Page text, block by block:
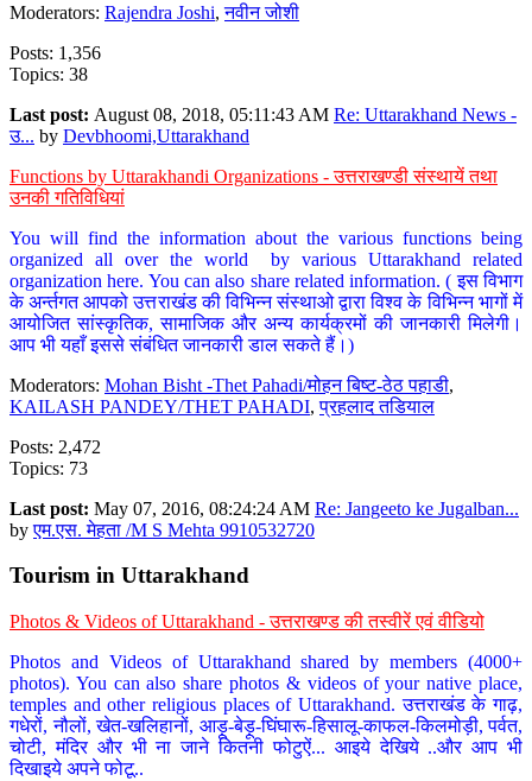
Moderators: Rajendra Joshi,नवीन जोशी
Posts: 1,356
Topics: 38
Last post: August 08, 2018, 05:11:43 AM Re: Uttarakhand News -
उ... by Devbhoomi,Uttarakhand
Functions by Uttarakhandi Organizations - उत्तराखण्डी संस्थायें तथा
उनकी गतिविधियां
You will find the information about the various functions being
organized all over the world by various Uttarakhand related
organization here. You can also share related information. ( इस विभाग
के अर्न्तगत आपको उत्तराखंड की विभिन्न संस्थाओ द्वारा विश्व के विभिन्न भागों में
आयोजित सांस्कृतिक, सामाजिक और अन्य कार्यक्रमों की जानकारी मिलेगी।
आप भी यहाँ इससे संबंधित जानकारी डाल सकते हैं।)
Moderators: Mohan Bisht -Thet Pahadi/मोहन बिष्ट-ठेठ पहाडी,
KAILASH PANDEY/THET PAHADI,प्रहलाद तडियाल
Posts: 2,472
Topics: 73
Last post: May 07, 2016, 08:24:24 AM Re: Jangeeto ke Jugalban...
byएम.एस. मेहता /M S Mehta 9910532720
Tourism in Uttarakhand
Photos & Videos of Uttarakhand - उत्तराखण्ड की तस्वीरें एवं वीडियो
Photos and Videos of Uttarakhand shared by members (4000+
photos). You can also share photos & videos of your native place,
temples and other religious places of Uttarakhand. उत्तराखंड के गाढ़,
गधेरों, नौलों, खेत-खलिहानों, आड़ू-बेड़ू-घिंघारू-हिसालू-काफल-किलमोड़ी, पर्वत,
चोटी, मंदिर और भी ना जाने कितनी फोटुऐं... आइये देखिये ..और आप भी
दिखाइये अपने फोटू..